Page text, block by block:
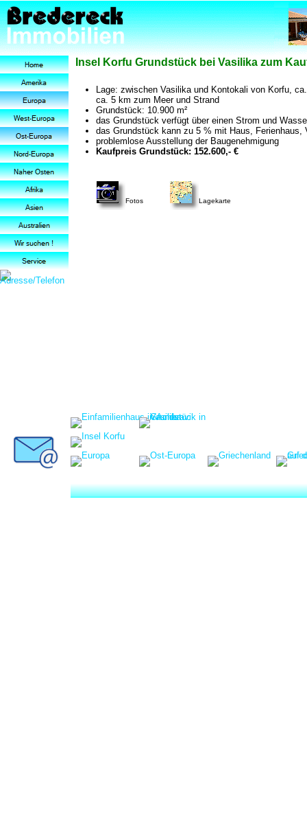
Fotos Lagekarte
Insel Korfu Grundstück bei Vasilika zum
Lage: zwischen Vasilika und Kontokali von Korfu,
ca. 5 km zum Meer und Strand
Grundstück: 10.900 m²
das Grundstück verfügt über einen Strom und
das Grundstück kann zu 5 % mit Haus, Ferienhaus,
problemlose Ausstellung der Baugenehmigung
Kaufpreis Grundstück: 152.600,- €